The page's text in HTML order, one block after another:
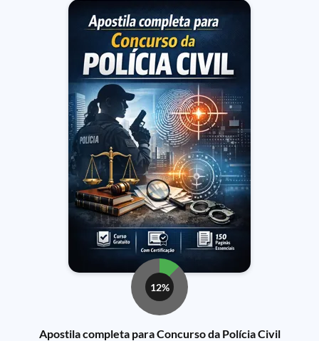
12%
Apostila completa para Concurso da Polícia Civil